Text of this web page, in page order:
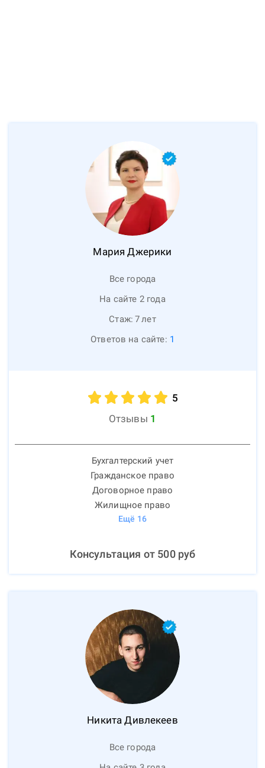
Мария Джерики
Все города
На сайте 2 года
Стаж: 7лет
Ответов на сайте: 1
5
Отзывы 1
Бухгалтерский учет
Гражданское право
Договорное право
Жилищное право
Ещё 16
Консультация от 500руб
Никита Дивлекеев
Все города